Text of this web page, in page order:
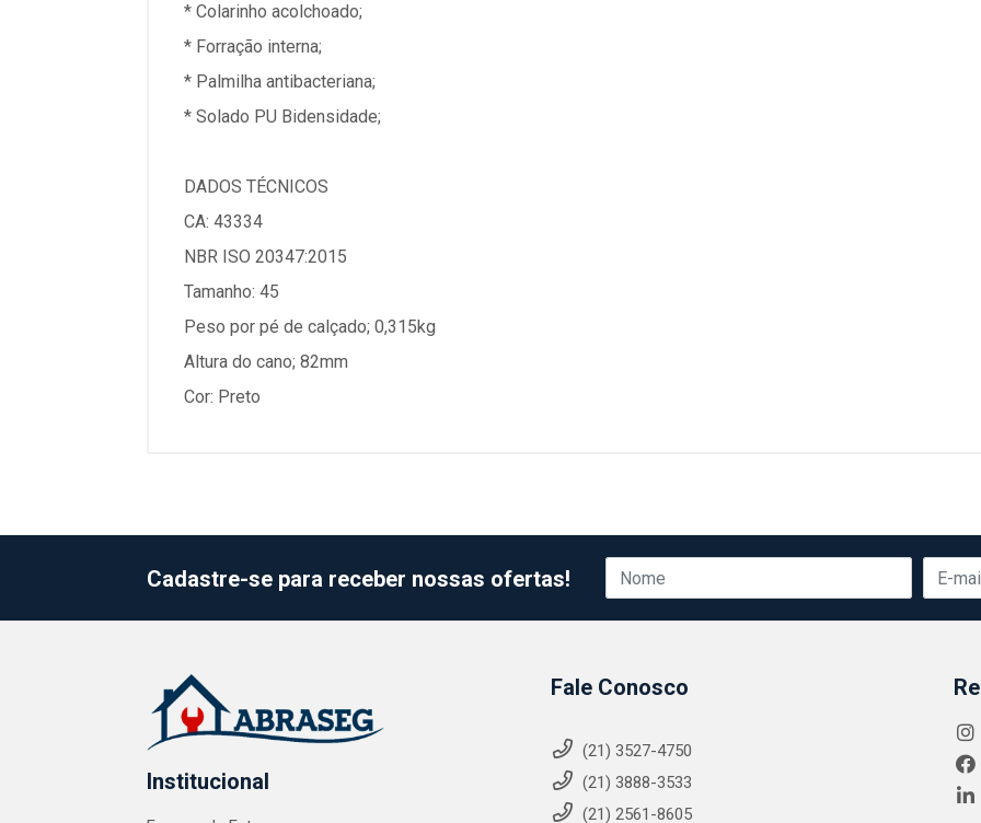
* Colarinho acolchoado;
* Forração interna;
* Palmilha antibacteriana;
* Solado PU Bidensidade;
DADOS TÉCNICOS
CA: 43334
NBR ISO 20347:2015
Tamanho: 45
Peso por pé de calçado; 0,315kg
Altura do cano; 82mm
Cor: Preto
Cadastre-se para receber nossas ofertas!
Institucional
Fale Conosco
(21) 3527-4750
(21) 3888-3533
(21) 2561-8605